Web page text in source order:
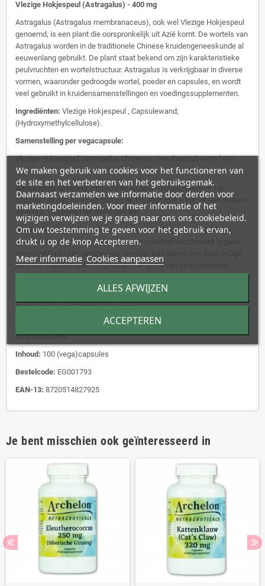
Vlezige Hokjespeul (Astragalus) - 400 mg
Astragalus (Astragalus membranaceus), ook wel Vlezige Hokjespeul
genoemd, is een plant die oorspronkelijk uit Azië komt. De wortels van
Astragalus worden in de traditionele Chinese kruidengeneeskunde al
eeuwenlang gebruikt. De plant staat bekend om zijn karakteristieke
peulvruchten en wortelstructuur. Astragalus is verkrijgbaar in diverse
vormen, waaronder gedroogde wortel, poeder en capsules, en wordt
veel gebruikt in kruidensamenstellingen en voedingssupplementen.
Ingrediënten: Vlezige Hokjespeul , Capsulewand;
(Hydroxymethylcellulose).
Samenstelling per vegacapsule:
Vlezige Hokjespeul (Astragalus chinensis membranus) wortel 400
mg.
Aanbevolen dosering: (indien niet anders voorgeschreven) 1-4
capsule per dag innemen tijdens de maaltijd met water of een andere
vloeistof. Dosering niet overschrijden.
Waarschuwingen:Een gevarieerde, evenwichtige voeding en een
gezonde levensstijl zijn belangrijk. Een voedingssupplement is geen
vervanging van een gevarieerde voeding. Raadpleeg een deskundige
alvorens supplementen te gebruiken in geval van zwangerschap,
goed afgesloten, droog, op kamertemperatuur en
buiten bereik van kinderen bewaren.
Geschikt voor vegetariërs en veganisten, vrij gluten, soja, melk, ei, vis
en schaaldieren.
Inhoud: 100 (vega)capsules
Bestelcode: EG001793
EAN-13: 8720514827925
Je bent misschien ook geïnteresseerd in
We maken gebruik van cookies voor het functioneren van
de site en het verbeteren van het gebruiksgemak.
Daarnaast verzamelen we informatie door derden voor
marketingdoeleinden. Voor meer informatie of het
wijzigen verwijzen we je graag naar ons ons cookiebeleid.
Om uw toestemming te geven voor het gebruik ervan,
drukt u op de knop Accepteren.
Meer informatie Cookies aanpassen
ALLES AFWIJZEN
ACCEPTEREN